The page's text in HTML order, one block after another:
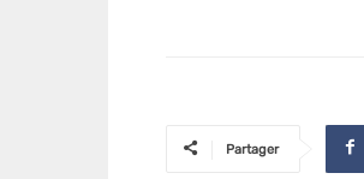
Partager